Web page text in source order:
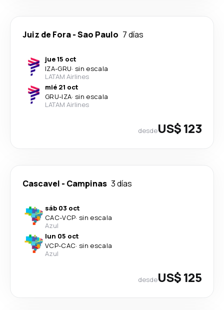
Juiz de Fora-Sao Paulo 7 días
jue 15 oct
IZA-GRU· sin escala
LATAM Airlines
mié 21 oct
GRU-IZA· sin escala
LATAM Airlines
desdeUS$ 123
Cascavel - Campinas 3 días
sáb 03 oct
CAC-VCP· sin escala
Azul
lun 05 oct
VCP-CAC· sin escala
Azul
desdeUS$ 125